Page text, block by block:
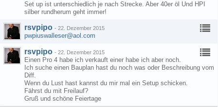
Set up ist unterschiedlich je nach Strecke. Aber 40er öl Und HPI
silber rundherum geht immer!
rsvpipo - 22. Dezember 2015
pwpiuswalleser@aol.com
rsvpipo - 22. Dezember 2015
Einen Pro 4 habe ich verkauft einer habe ich aber noch.
Ich suche einen Bauplan hast du noch was oder Beschreibung vom
Diff.
Wenn du Lust hast kannst du mir mal ein Setup schicken.
Fährst du mit Freilauf?
Gruß und schöne Feiertage